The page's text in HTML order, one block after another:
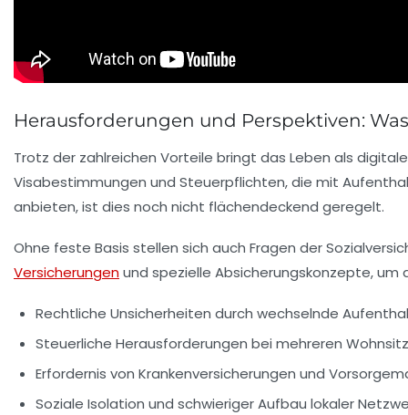
Herausforderungen und Perspektiven:
Trotz der zahlreichen Vorteile bringt das Leben als
Visabestimmungen und Steuerpflichten, die mit
anbieten, ist dies noch nicht flächendeckend geregelt.
Ohne feste Basis stellen sich auch Fragen der
Versicherungenund spezielle Absicherungskonzepte, um
Rechtliche Unsicherheiten durch wechselnde
Steuerliche Herausforderungen bei mehreren
Erfordernis von Krankenversicherungen und
Soziale Isolation und schwieriger Aufbau lokaler